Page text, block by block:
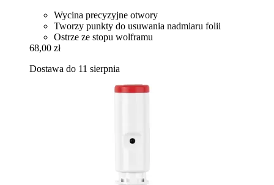
Wycina precyzyjne otwory
Tworzy punkty do usuwania nadmiaru folii
Ostrze ze stopu wolframu
68,00 zł
Dostawa do 11 sierpnia